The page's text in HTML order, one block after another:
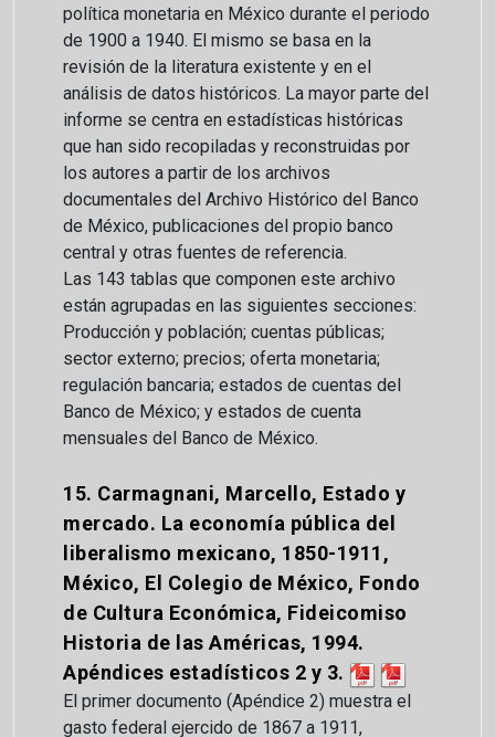
política monetaria en México durante el periodo
de 1900 a 1940. El mismo se basa en la
revisión de la literatura existente y en el
análisis de datos históricos. La mayor parte del
informe se centra en estadísticas históricas
que han sido recopiladas y reconstruidas por
los autores a partir de los archivos
documentales del Archivo Histórico del Banco
de México, publicaciones del propio banco
central y otras fuentes de referencia.
Las 143 tablas que componen este archivo
están agrupadas en las siguientes secciones:
Producción y población; cuentas públicas;
sector externo; precios; oferta monetaria;
regulación bancaria; estados de cuentas del
Banco de México; y estados de cuenta
mensuales del Banco de México.
15. Carmagnani, Marcello, Estado y
mercado. La economía pública del
liberalismo mexicano, 1850-1911,
México, El Colegio de México, Fondo
de Cultura Económica, Fideicomiso
Historia de las Américas, 1994.
Apéndices estadísticos 2 y 3.
El primer documento (Apéndice 2) muestra el
gasto federal ejercido de 1867 a 1911,